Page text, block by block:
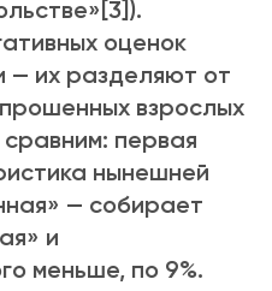
оценок
— их разделяют от
взрослых
первая
нынешней
— собирает
и
меньше, по 9%.